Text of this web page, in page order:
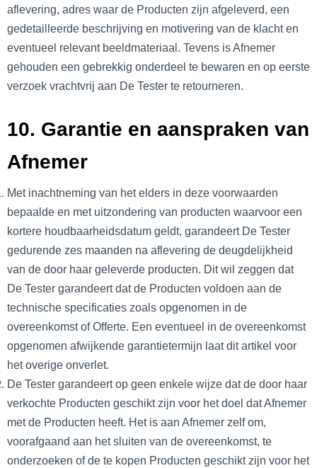
aflevering, adres waar de Producten zijn afgeleverd, een
gedetailleerde beschrijving en motivering van de klacht en
eventueel relevant beeldmateriaal. Tevens is Afnemer
gehouden een gebrekkig onderdeel te bewaren en op eerste
verzoek vrachtvrij aan De Tester te retourneren.
10. Garantie en aanspraken van
Afnemer
Met inachtneming van het elders in deze voorwaarden
bepaalde en met uitzondering van producten waarvoor een
kortere houdbaarheidsdatum geldt, garandeert De Tester
gedurende zes maanden na aflevering de deugdelijkheid
van de door haar geleverde producten. Dit wil zeggen dat
De Tester garandeert dat de Producten voldoen aan de
technische specificaties zoals opgenomen in de
overeenkomst of Offerte. Een eventueel in de overeenkomst
opgenomen afwijkende garantietermijn laat dit artikel voor
het overige onverlet.
De Tester garandeert op geen enkele wijze dat de door haar
verkochte Producten geschikt zijn voor het doel dat Afnemer
met de Producten heeft. Het is aan Afnemer zelf om,
voorafgaand aan het sluiten van de overeenkomst, te
onderzoeken of de te kopen Producten geschikt zijn voor het